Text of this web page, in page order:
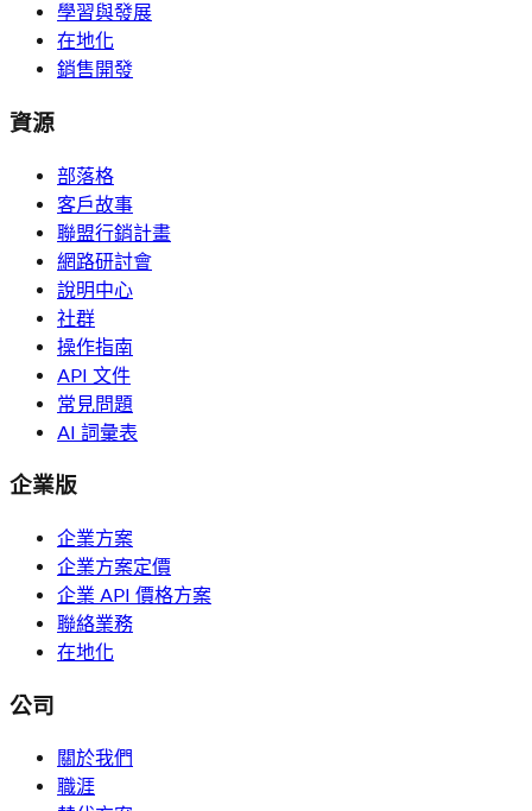
學習與發展
在地化
銷售開發
資源
部落格
客戶故事
聯盟行銷計畫
網路研討會
說明中心
社群
操作指南
API 文件
常見問題
AI 詞彙表
企業版
企業方案
企業方案定價
企業 API 價格方案
聯絡業務
在地化
公司
關於我們
職涯